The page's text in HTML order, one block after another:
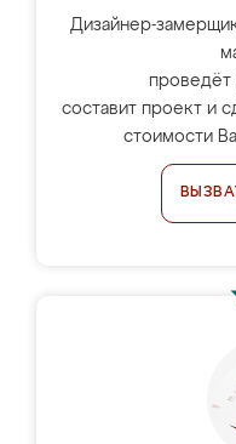
Дизайнер-
проведёт
составит проект и
стоимости